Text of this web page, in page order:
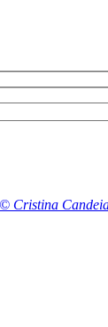
Cristina